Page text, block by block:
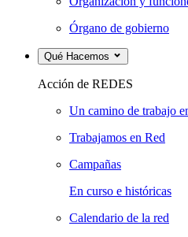
Órgano de gobierno
Qué Hacemos
Acción de REDES
Un camino de trabajo
Trabajamos en Red
Campañas
En curso e históricas
Calendario de la red